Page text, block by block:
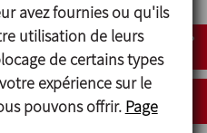
avez fournies ou qu'ils
utilisation de leurs
de certains types
expérience sur le
pouvons offrir. Page